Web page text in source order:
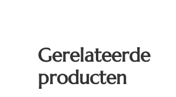
Gerelateerde
producten